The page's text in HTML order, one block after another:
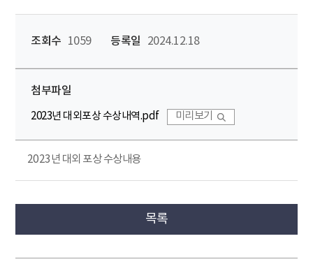
조회수 1059 등록일 2024.12.18
첨부파일
2023년 대외포상 수상내역.pdf 미리보기
2023년 대외 포상 수상내용
목록